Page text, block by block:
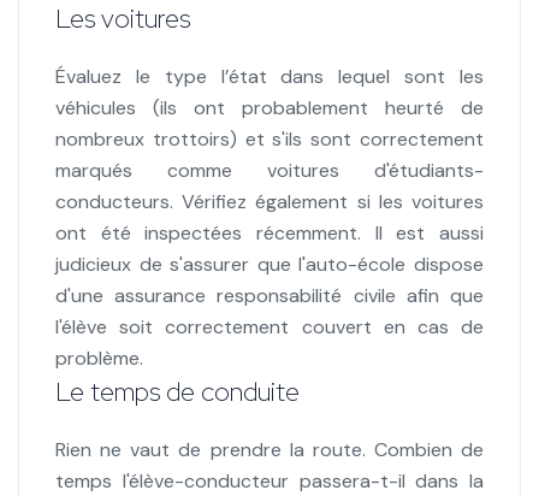
Les voitures
Évaluez le type l’état dans lequel sont les
véhicules (ils ont probablement heurté de
nombreux trottoirs) et s'ils sont correctement
marqués comme voitures d'étudiants-
conducteurs. Vérifiez également si les voitures
ont été inspectées récemment. Il est aussi
judicieux de s'assurer que l'auto-école dispose
d'une assurance responsabilité civile afin que
l'élève soit correctement couvert en cas de
problème.
Le temps de conduite
Rien ne vaut de prendre la route. Combien de
temps l'élève-conducteur passera-t-il dans la